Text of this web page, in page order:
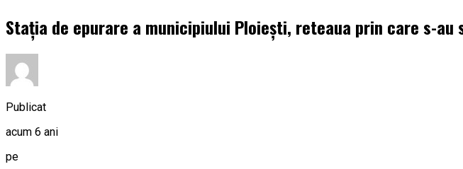
Staţia de epurare a municipiului Ploiești, reteaua prin care s-
Publicat
acum 6 ani
pe